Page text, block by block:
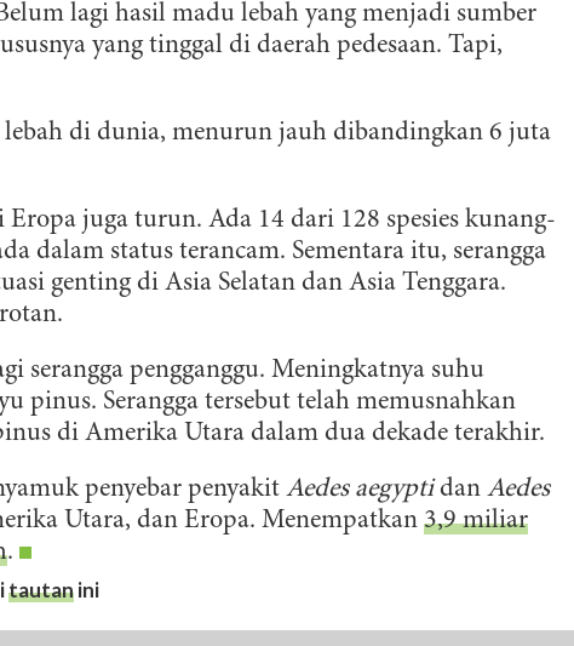
lagi hasil madu lebah yang menjadi sumber
yang tinggal di daerah pedesaan. Tapi,
di dunia, menurun jauh dibandingkan 6 juta
juga turun. Ada 14 dari 128 spesies kunang-
dalam status terancam. Sementara itu, serangga
genting di Asia Selatan dan Asia Tenggara.
serangga pengganggu. Meningkatnya suhu
pinus. Serangga tersebut telah memusnahkan
di Amerika Utara dalam dua dekade terakhir.
penyebar penyakit Aedes aegyptidan Aedes
Utara, dan Eropa. Menempatkan 3,9 miliar
.
tautanini